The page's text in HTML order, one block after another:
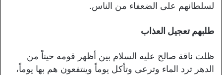
لسلطانهم على الضعفاء من الناس.
طلبهم تعجيل العذاب
ظلت ناقة صالح عليه السلام بين أظهر قومه حيناً من
الدهر ترد الماء وترعى وتأكل يوماً وينتفعون هم بها يوماً،